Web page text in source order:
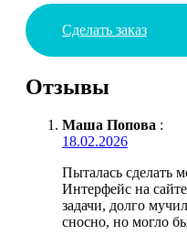
Сделать заказ
Отзывы
Маша Попова :
18.02.2026
Пыталась сделать
Интерфейс на
задачи, долго
сносно, но могло